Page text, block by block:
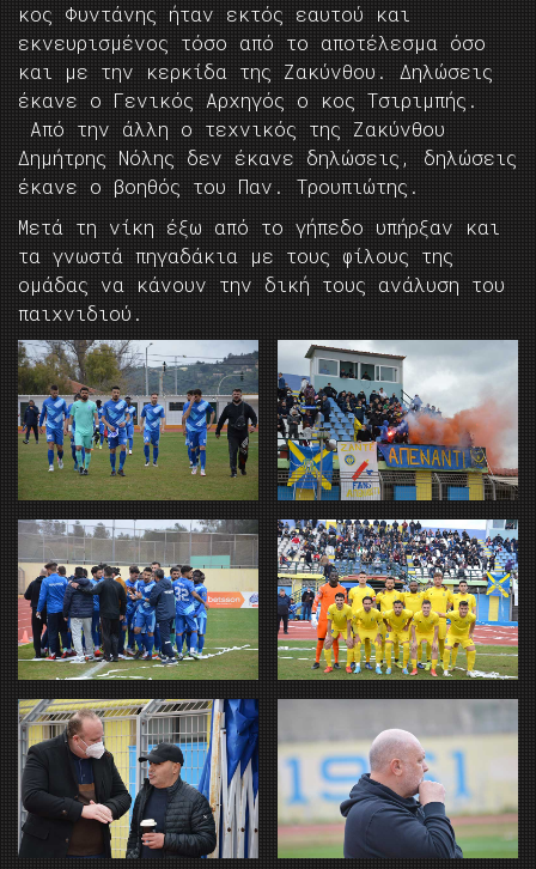
κος Φυντάνης ήταν εκτός εαυτού και
εκνευρισμένος τόσο από το αποτέλεσμα όσο
και με την κερκίδα της Ζακύνθου. Δηλώσεις
έκανε ο Γενικός Αρχηγός ο κος Τσιριμπής.
Από την άλλη ο τεχνικός της Ζακύνθου
Δημήτρης Νόλης δεν έκανε δηλώσεις, δηλώσεις
έκανε ο βοηθός του Παν. Τρουπιώτης.
Μετά τη νίκη έξω από το γήπεδο υπήρξαν και
τα γνωστά πηγαδάκια με τους φίλους της
ομάδας να κάνουν την δική τους ανάλυση του
παιχνιδιού.